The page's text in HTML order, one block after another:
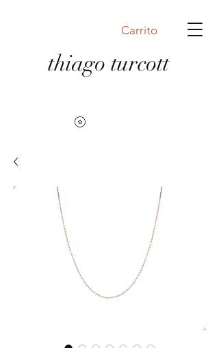
Carrito
thiago turcott